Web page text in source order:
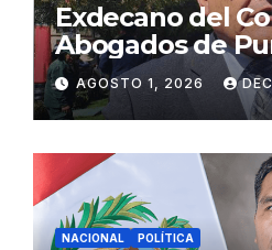
Exdecano del
Abogados de
propuestas
ciudadana
AGOSTO 1, 2026
NACIONAL POLÍTICA